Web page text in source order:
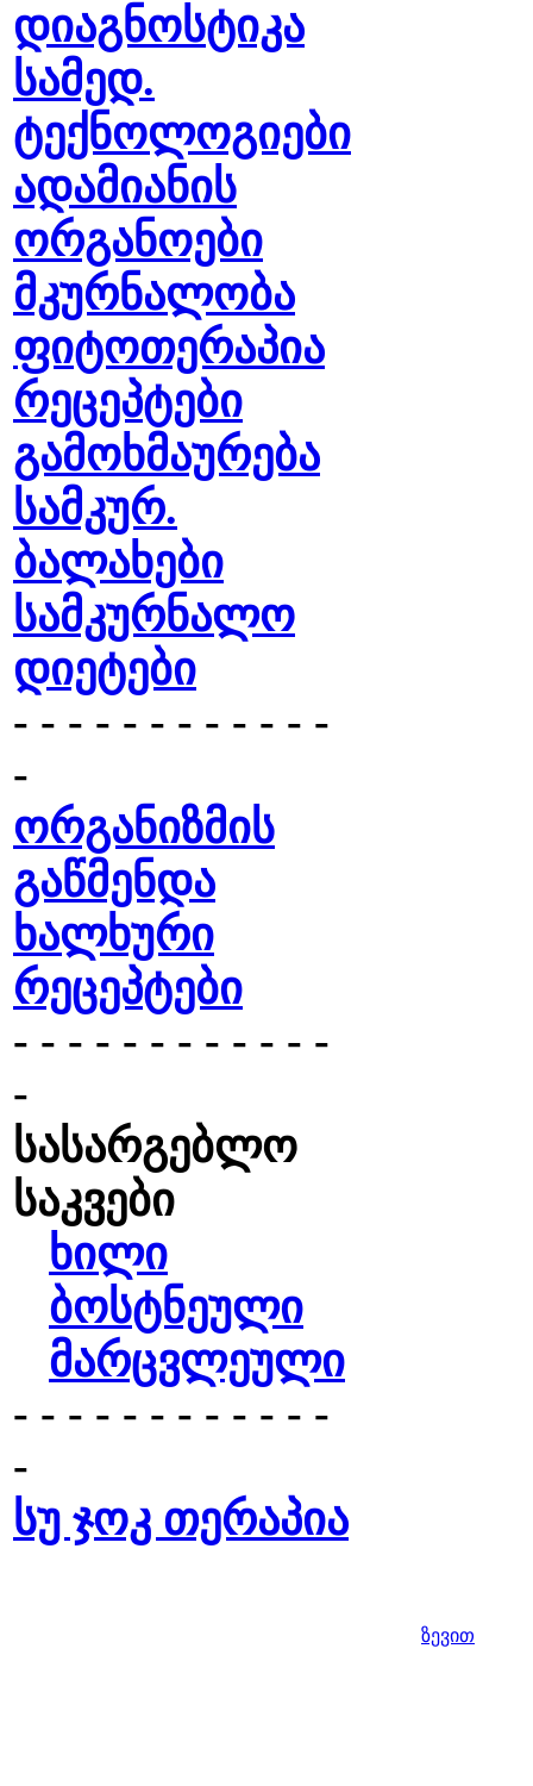
დიაგნოსტიკა
სამედ.
ტექნოლოგიები
ადამიანის
ორგანოები
მკურნალობა
ფიტოთერაპია
რეცეპტები
გამოხმაურება
სამკურ.
ბალახები
სამკურნალო
დიეტები
- - - - - - - - - - - -
-
ორგანიზმის
გაწმენდა
ხალხური
რეცეპტები
- - - - - - - - - - - -
-
სასარგებლო
საკვები
ხილი
ბოსტნეული
მარცვლეული
- - - - - - - - - - - -
-
სუ ჯოკ თერაპია
ზევით